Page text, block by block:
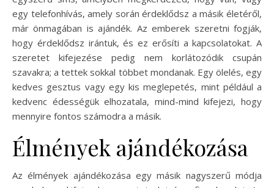
egy telefonhívás, amely során érdeklődsz a másik életéről,
már önmagában is ajándék. Az emberek szeretni fogják,
hogy érdeklődsz irántuk, és ez erősíti a kapcsolatokat. A
szeretet kifejezése pedig nem korlátozódik csupán
szavakra; a tettek sokkal többet mondanak. Egy ölelés, egy
kedves gesztus vagy egy kis meglepetés, mint például a
kedvenc édességük elhozatala, mind-mind kifejezi, hogy
mennyire fontos számodra a másik.
Élmények ajándékozása
Az élmények ajándékozása egy másik nagyszerű módja